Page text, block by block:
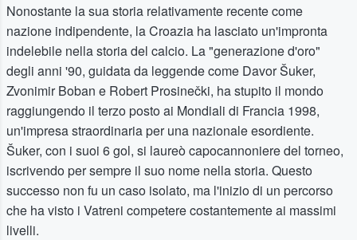
Nonostante la sua storia relativamente recente come
nazione indipendente, la Croazia ha lasciato un'impronta
indelebile nella storia del calcio. La "generazione d'oro"
degli anni '90, guidata da leggende come Davor Šuker,
Zvonimir Boban e Robert Prosinečki, ha stupito il mondo
raggiungendo il terzo posto ai Mondiali di Francia 1998,
un'impresa straordinaria per una nazionale esordiente.
Šuker, con i suoi 6 gol, si laureò capocannoniere del torneo,
iscrivendo per sempre il suo nome nella storia. Questo
successo non fu un caso isolato, ma l'inizio di un percorso
che ha visto i Vatreni competere costantemente ai massimi
livelli.